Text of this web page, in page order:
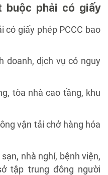
phải có giấy
có giấy phép PCCC bao
doanh, dịch vụ có nguy
tòa nhà cao tầng, khu
vận tải chở hàng hóa
nhà nghỉ, bệnh viện,
tập trung đông người